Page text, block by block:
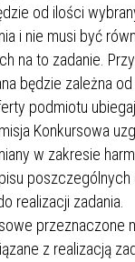
od ilości
i nie musi być
na to zadanie.
będzie zależna od
podmiotu
Konkursowa
w zakresie
poszczególnych
realizacji zadania.
przeznaczone
z realizacją